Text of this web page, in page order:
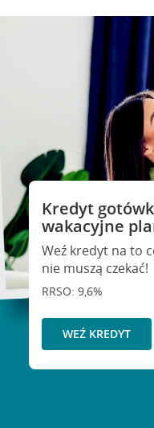
Kredyt
wakacyjne
Weź kredyt na to
nie muszą czekać!
RRSO: 9,6%
WEŹ KREDYT